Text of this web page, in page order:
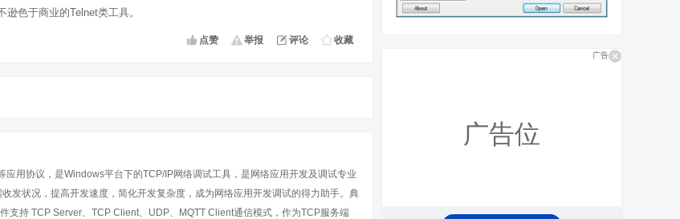
色于商业的Telnet类工具。
点赞 举报 评论 收藏
用协议，是Windows平台下的TCP/IP网络调试工具，是网络应用开发及调试专业
发状况，提高开发速度，简化开发复杂度，成为网络应用开发调试的得力助手。典
支持 TCP Server、TCP Client、UDP、MQTT Client通信模式，作为TCP服务端
广告
广告位